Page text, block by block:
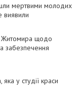
мертвими молодих
виявили
Житомира щодо
забезпечення
у студії краси